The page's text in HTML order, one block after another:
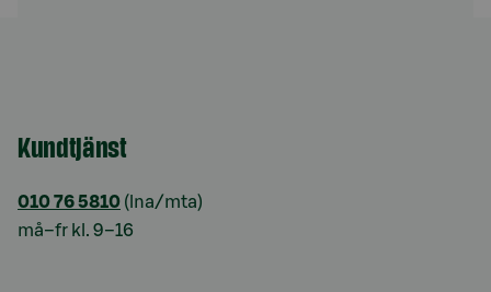
Kundtjänst
010 76 5810 (lna/mta)
må–fr kl. 9–16